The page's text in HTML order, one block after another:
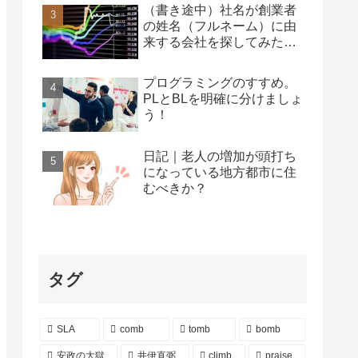
（書き途中）社名が創業者
の姓名（フルネーム）に由
来する会社を探してみた…
プログラミングのすすめ。
PLとBLを明確に分けましょ
う！
日記｜老人の増加が頭打ち
になっている地方都市に住
むべきか？
タグ
SLA comb tomb bomb
安政の大獄 井伊直弼 climb praise